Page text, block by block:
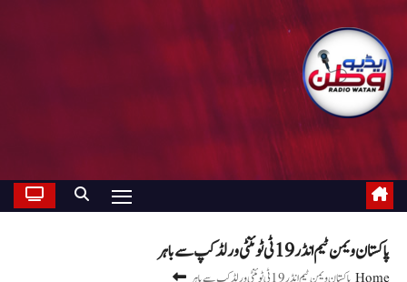
پاکستان ویمن ٹیم انڈر 19 ٹی ٹوئنٹی ورلڈ کپ سے باہر